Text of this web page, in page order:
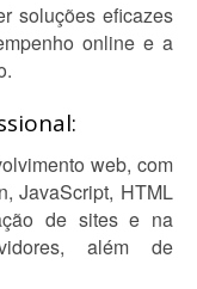
soluções eficazes
online e a
web, com
JavaScript, HTML
de sites e na
além de